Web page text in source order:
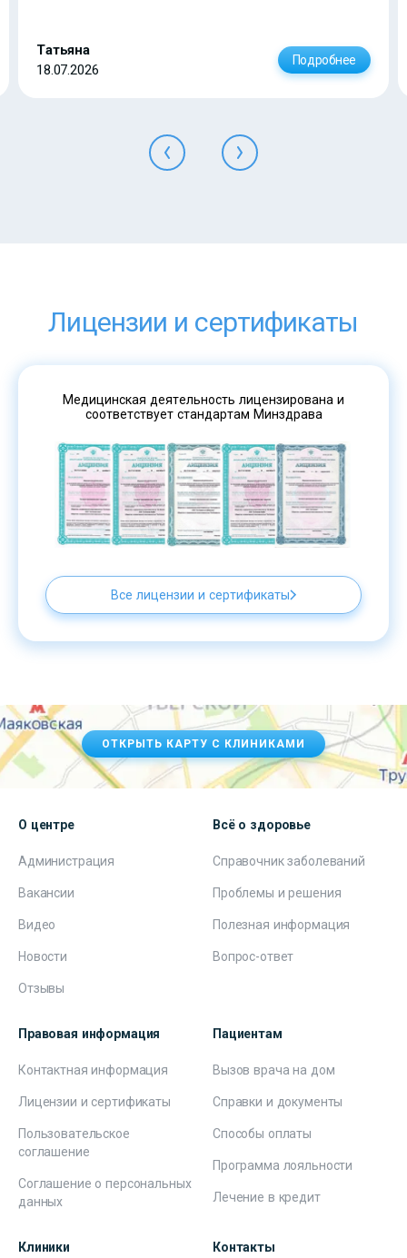
Татьяна
18.07.2026
Подробнее
Лицензии и сертификаты
Медицинская деятельность лицензирована и
соответствует стандартам Минздрава
Все лицензии и сертификаты
ОТКРЫТЬ КАРТУ С КЛИНИКАМИ
О центре
Администрация
Вакансии
Видео
Новости
Отзывы
Всё о здоровье
Справочник заболеваний
Проблемы и решения
Полезная информация
Вопрос-ответ
Правовая информация
Контактная информация
Лицензии и сертификаты
Пользовательское
соглашение
Соглашение о персональных
данных
Пациентам
Вызов врача на дом
Справки и документы
Способы оплаты
Программа лояльности
Лечение в кредит
Клиники Контакты